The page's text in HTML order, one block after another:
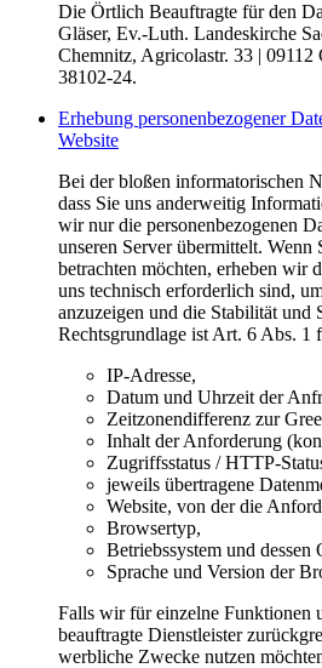
Die Örtlich Beauftragte für den
Gläser, Ev.-Luth. Landeskirche
Chemnitz, Agricolastr. 33 | 09112
38102-24.
Erhebung personenbezogener
Website
Bei der bloßen informatorischen
dass Sie uns anderweitig
wir nur die personenbezogenen
unseren Server übermittelt. Wenn
betrachten möchten, erheben wir
uns technisch erforderlich sind,
anzuzeigen und die Stabilität und
Rechtsgrundlage ist Art. 6 Abs. 1
IP-Adresse,
Datum und Uhrzeit der
Zeitzonendifferenz zur
Inhalt der Anforderung
Zugriffsstatus / HTTP-
jeweils übertragene
Website, von der die
Browsertyp,
Betriebssystem und dessen
Sprache und Version der
Falls wir für einzelne Funktionen
beauftragte Dienstleister
werbliche Zwecke nutzen